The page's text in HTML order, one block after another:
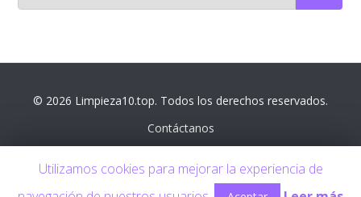
© 2026 Limpieza10.top. Todos los derechos reservados.
Contáctanos
Política de privacidad
Utilizamos cookies para mejorar la experiencia de